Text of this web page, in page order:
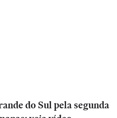
do Sul pela segunda